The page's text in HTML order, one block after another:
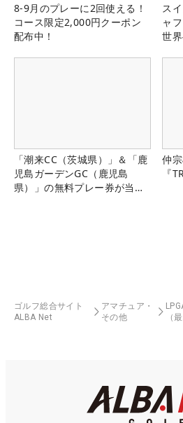
8-9月のプレーに2回使える！
コース限定2,000円クーポン
配布中！
ス
ャ
世
「潮来CC（茨城県）」＆「鹿
児島ガーデンGC（鹿児島
県）」の無料プレー券が当た
仲
『
ゴルフ総合サイト
ALBA Net
アマチュア・
その他
（